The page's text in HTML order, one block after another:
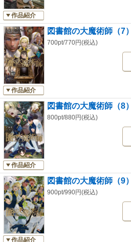
作品紹介
作品紹介
図書館の大魔術師（7）
700pt/770円(税込)
作品紹介
図書館の大魔術師（8）
800pt/880円(税込)
作品紹介
図書館の大魔術師（9）
900pt/990円(税込)